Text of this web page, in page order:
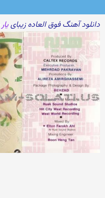
دانلود آهنگ فوق العاده زیباییار